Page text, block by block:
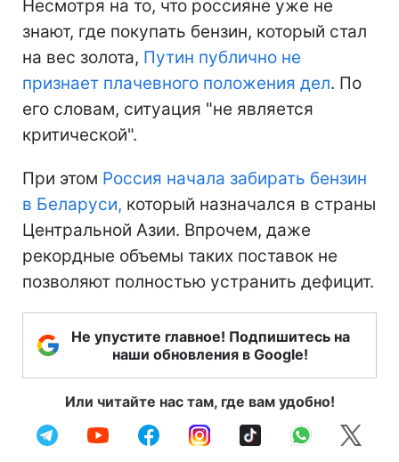
Несмотря на то, что россияне уже не
знают, где покупать бензин, который стал
на вес золота, Путин публично не
признает плачевного положения дел. По
его словам, ситуация "не является
критической".
При этом Россия начала забирать бензин
в Беларуси, который назначался в страны
Центральной Азии. Впрочем, даже
рекордные объемы таких поставок не
позволяют полностью устранить дефицит.
Не упустите главное! Подпишитесь на
наши обновления в Google!
Или читайте нас там, где вам удобно!